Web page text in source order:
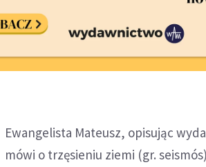
Ewangelista Mateusz, opisując
mówi o trzęsieniu ziemi (gr.